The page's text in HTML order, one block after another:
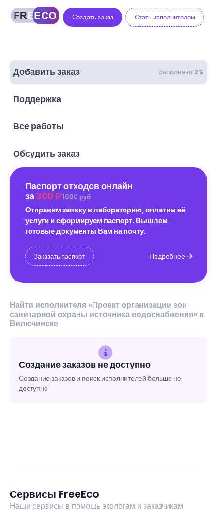
Создать заказ Стать исполнителем
Добавить заказ Заполнено 2%
Поддержка
Все работы
Обсудить заказ
Паспорт отходов онлайн
за 300 1000 руб
Отправим заявку в лабораторию, оплатим её
услуги и сформируем паспорт. Вышлем
готовые документы Вам на почту.
Заказать паспорт Подробнее
Найти исполнителя «Проект организации зон
санитарной охраны источника водоснабжения» в
Вилючинске
Создание заказов не доступно
Создание заказов и поиск исполнителей больше не
доступно
Сервисы FreeEco
Наши сервисы в помощь экологам и заказчикам